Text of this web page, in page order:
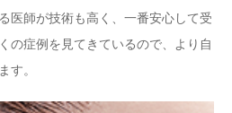
医師が技術も高く、一番安心して受
の症例を見てきているので、より自
す。